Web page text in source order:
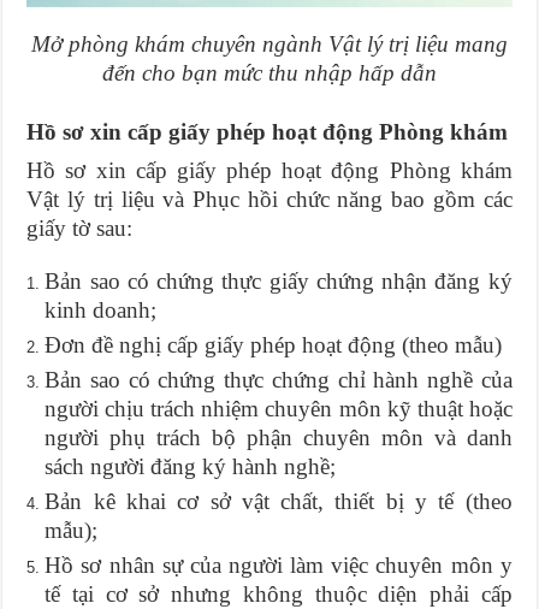
Mở phòng khám chuyên ngành Vật lý trị liệu mang
đến cho bạn mức thu nhập hấp dẫn
Hồ sơ xin cấp giấy phép hoạt động Phòng khám
Hồ sơ xin cấp giấy phép hoạt động Phòng khám
Vật lý trị liệu và Phục hồi chức năng bao gồm các
giấy tờ sau:
Bản sao có chứng thực giấy chứng nhận đăng ký
kinh doanh;
Đơn đề nghị cấp giấy phép hoạt động (theo mẫu)
Bản sao có chứng thực chứng chỉ hành nghề của
người chịu trách nhiệm chuyên môn kỹ thuật hoặc
người phụ trách bộ phận chuyên môn và danh
sách người đăng ký hành nghề;
Bản kê khai cơ sở vật chất, thiết bị y tế (theo
mẫu);
Hồ sơ nhân sự của người làm việc chuyên môn y
tế tại cơ sở nhưng không thuộc diện phải cấp